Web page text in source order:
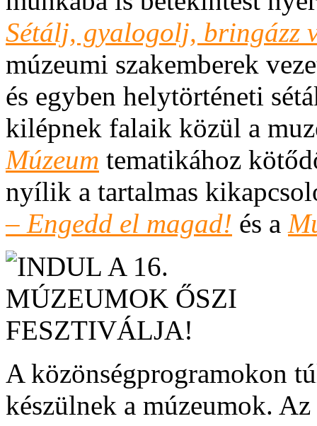
Sétálj, gyalogolj, bringázz
múzeumi szakemberek
és egyben helytörténeti
kilépnek falaik közül a
Múzeum tematikához
nyílik a tartalmas
– Engedd el magad! és a
A közönségprogramokon
készülnek a múzeumok.